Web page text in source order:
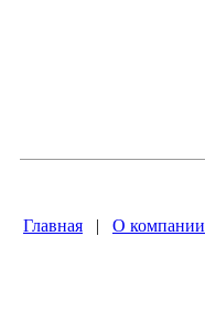
Главная | О компании